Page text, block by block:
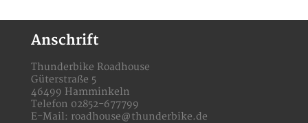
Anschrift
Thunderbike Roadhouse
Güterstraße 5
46499 Hamminkeln
Telefon 02852-677799
E-Mail: roadhouse@thunderbike.de